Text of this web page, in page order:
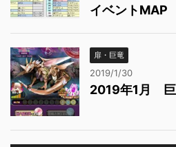
イベントMAP
扉・巨竜
2019/1/30
2019年1月 巨